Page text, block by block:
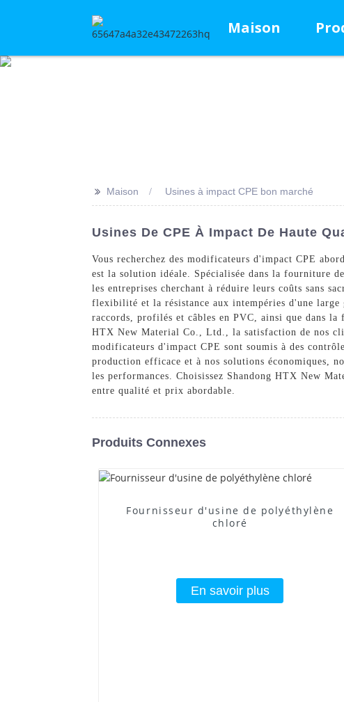
Maison
>> Maison Usines à impact CPE bon marché
Usines De CPE À Impact De Haute
Vous recherchez des modificateurs d'impact CPE
est la solution idéale. Spécialisée dans la fourniture
les entreprises cherchant à réduire leurs coûts sans
flexibilité et la résistance aux intempéries d'une large
raccords, profilés et câbles en PVC, ainsi que dans
HTX New Material Co., Ltd., la satisfaction de nos
modificateurs d'impact CPE sont soumis à des
production efficace et à nos solutions économiques,
les performances. Choisissez Shandong HTX New
entre qualité et prix abordable.
Produits Connexes
Fournisseur d'usine de polyéthylène
chloré
En savoir plus